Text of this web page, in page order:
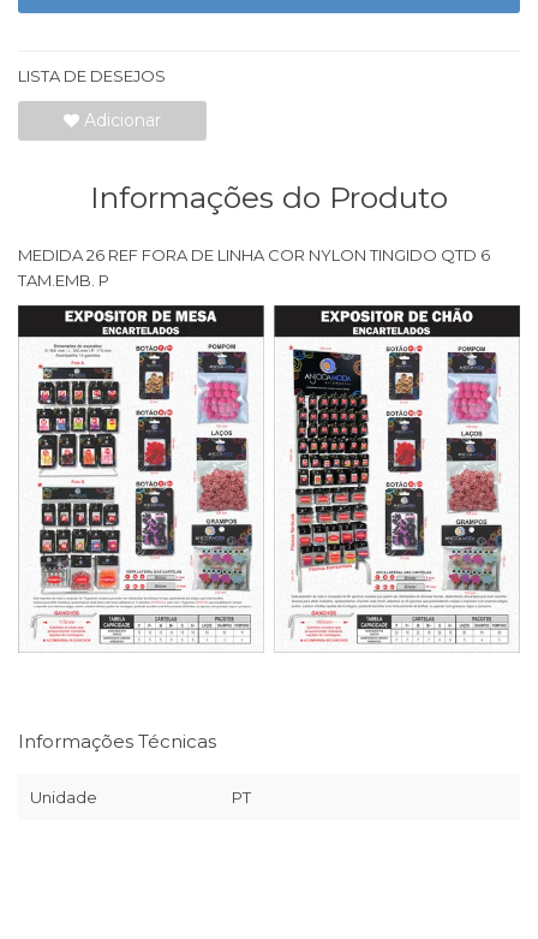
LISTA DE DESEJOS
Adicionar
Informações do Produto
MEDIDA 26 REF FORA DE LINHA COR NYLON TINGIDO QTD 6
TAM.EMB. P
Informações Técnicas
Unidade PT